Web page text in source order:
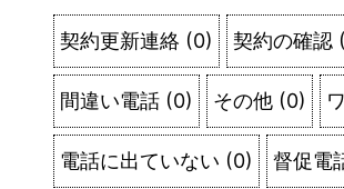
契約更新連絡 (0) 契約の確認 (
間違い電話 (0) その他 (0)
電話に出ていない (0) 督促電